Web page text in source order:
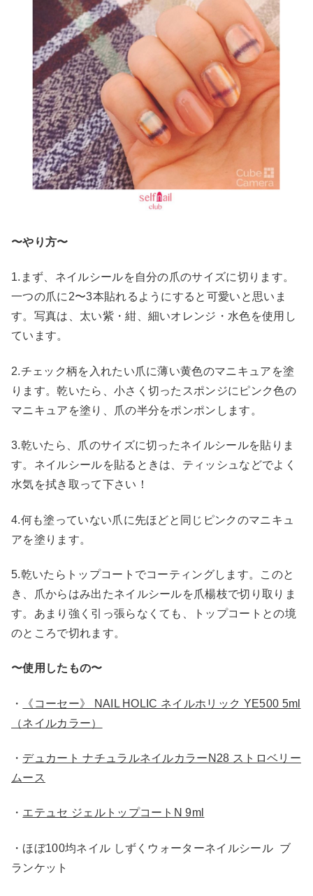
〜やり方〜
1.まず、ネイルシールを自分の爪のサイズに切ります。
一つの爪に2〜3本貼れるようにすると可愛いと思いま
す。写真は、太い紫・紺、細いオレンジ・水色を使用し
ています。
2.チェック柄を入れたい爪に薄い黄色のマニキュアを塗
ります。乾いたら、小さく切ったスポンジにピンク色の
マニキュアを塗り、爪の半分をポンポンします。
3.乾いたら、爪のサイズに切ったネイルシールを貼りま
す。ネイルシールを貼るときは、ティッシュなどでよく
水気を拭き取って下さい！
4.何も塗っていない爪に先ほどと同じピンクのマニキュ
アを塗ります。
5.乾いたらトップコートでコーティングします。このと
き、爪からはみ出たネイルシールを爪楊枝で切り取りま
す。あまり強く引っ張らなくても、トップコートとの境
のところで切れます。
〜使用したもの〜
・
《コーセー》 NAIL HOLIC ネイルホリック YE500 5ml
（ネイルカラー）
・ デュカート ナチュラルネイルカラーN28 ストロベリー
ムース
・ エテュセ ジェルトップコートN 9ml
・ほぼ100均ネイル しずくウォーターネイルシール ブ
ランケット